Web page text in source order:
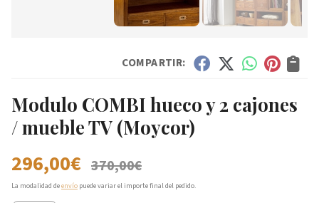
COMPARTIR:
Modulo COMBI hueco y 2 cajones
/ mueble TV (Moycor)
296,00€ 370,00€
La modalidad deenvío puede variar el importe final del pedido.